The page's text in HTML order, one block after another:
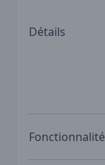
Détails
Fonctionnalité